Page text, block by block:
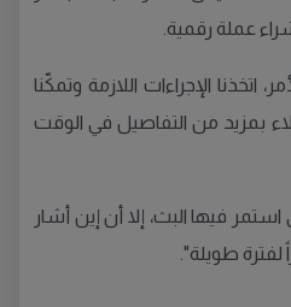
عملة رقمية.
اتخذنا الإجراءات اللازمة وتمكّنا
بمزيد من التفاصيل في الوقت
فيها البث، إلا أن إين أشار
لفترة طويلة".